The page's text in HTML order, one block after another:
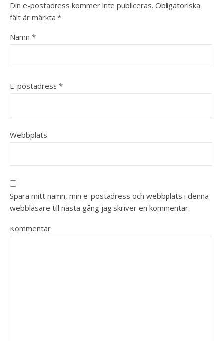
Din e-postadress kommer inte publiceras. Obligatoriska
fält är märkta *
Namn *
E-postadress *
Webbplats
Spara mitt namn, min e-postadress och webbplats i denna
webbläsare till nästa gång jag skriver en kommentar.
Kommentar